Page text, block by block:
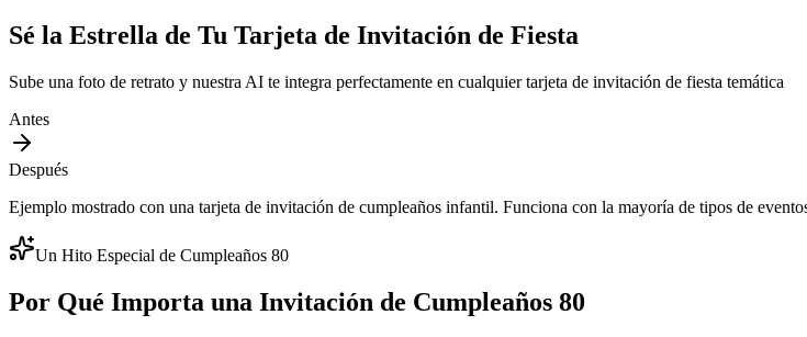
Sé la Estrella de Tu Tarjeta de Invitación de Fiesta
Sube una foto de retrato y nuestra AI te integra perfectamente en cualquier tarjeta de invitación de fiesta temática
Antes
Después
Ejemplo mostrado con una tarjeta de invitación de cumpleaños infantil. Funciona con la mayoría de tipos de
Un Hito Especial de Cumpleaños 80
Por Qué Importa una Invitación de Cumpleaños 80